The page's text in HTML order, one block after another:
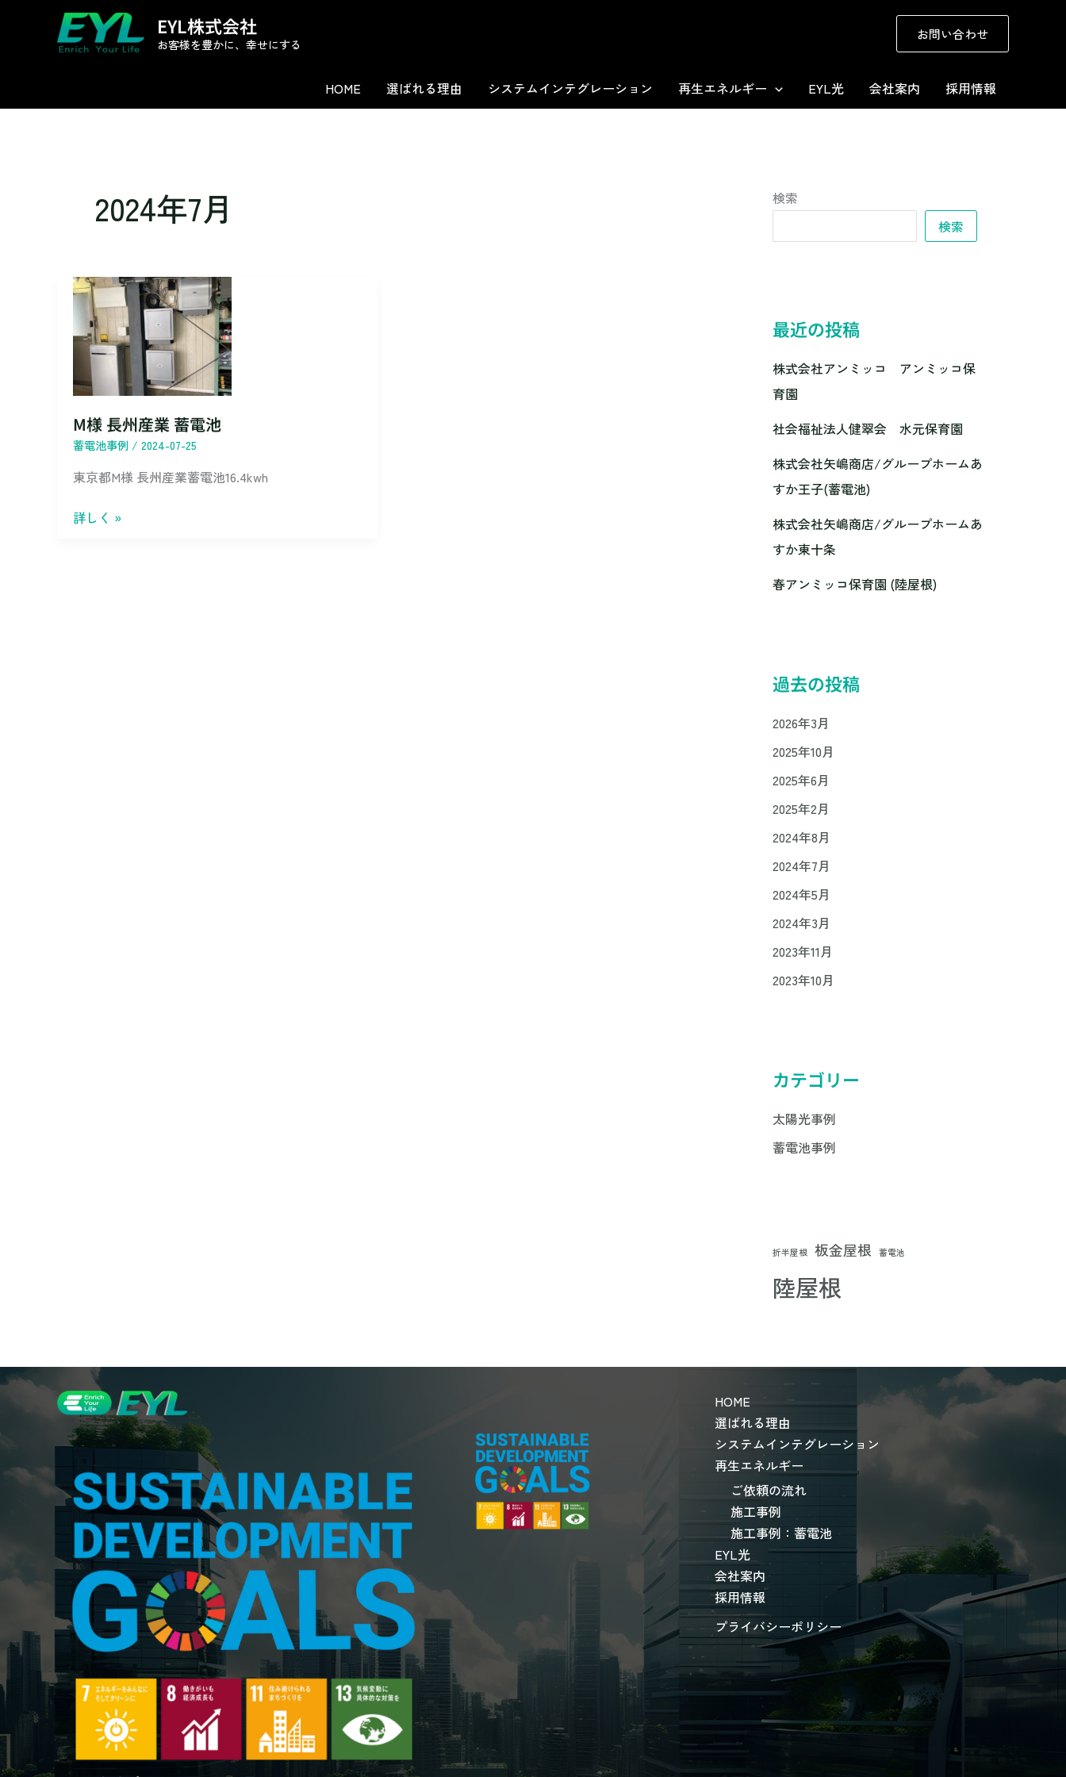
EYL株式会社
お客様を豊かに、幸せにする
お問い合わせ
HOME 選ばれる理由 システムインテグレーション 再生エネルギー EYL光 会社案内 採用情報
2024年7月
M様 長州産業 蓄電池
蓄電池事例 / 2024-07-25
東京都M様 長州産業蓄電池16.4kwh
M
様
業
蓄
電
詳しく »
検索
検索
最近の投稿
株式会社アンミッコ アンミッコ保
育園
社会福祉法人健翠会 水元保育園
株式会社矢嶋商店/グループホームあ
すか王子(蓄電池)
株式会社矢嶋商店/グループホームあ
すか東十条
春アンミッコ保育園 (陸屋根)
過去の投稿
2026年3月
2025年10月
2025年6月
2025年2月
2024年8月
2024年7月
2024年5月
2024年3月
2023年11月
2023年10月
カテゴリー
太陽光事例
蓄電池事例
折半屋根 板金屋根 蓄電池
陸屋根
HOME
選ばれる理由
システムインテグレーション
再生エネルギー
ご依頼の流れ
施工事例
施工事例：蓄電池
EYL光
会社案内
採用情報
プライバシーポリシー